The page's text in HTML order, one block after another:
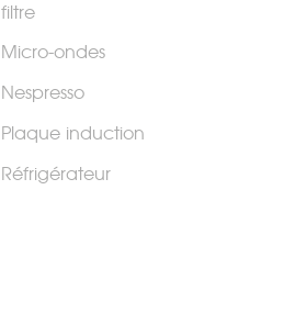
filtre
Micro-ondes
Nespresso
Plaque induction
Réfrigérateur